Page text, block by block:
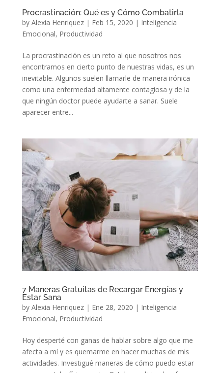
Procrastinación: Qué es y Cómo Combatirla
by Alexia Henriquez| Feb 15, 2020 | Inteligencia
Emocional, Productividad
La procrastinación es un reto al que nosotros nos
encontramos en cierto punto de nuestras vidas, es un
inevitable. Algunos suelen llamarle de manera irónica
como una enfermedad altamente contagiosa y de la
que ningún doctor puede ayudarte a sanar. Suele
aparecer entre...
7 Maneras Gratuitas de Recargar Energías y
Estar Sana
by Alexia Henriquez| Ene 28, 2020 | Inteligencia
Emocional, Productividad
Hoy desperté con ganas de hablar sobre algo que me
afecta a mí y es quemarme en hacer muchas de mis
actividades. Investigué maneras de cómo puedo estar